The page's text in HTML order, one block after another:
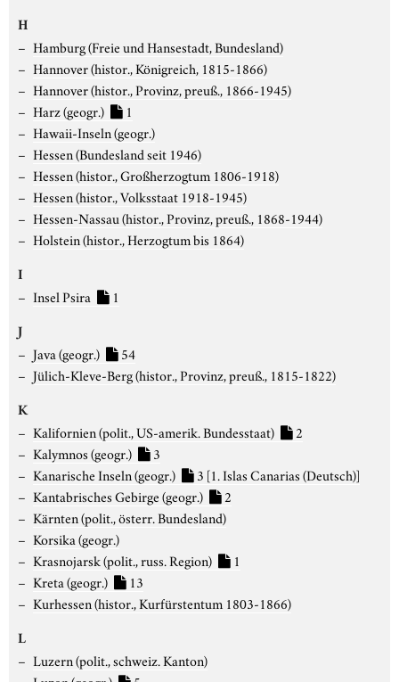
H
Hamburg (Freie und Hansestadt, Bundesland)
Hannover (histor., Königreich, 1815-1866)
Hannover (histor., Provinz, preuß., 1866-1945)
Harz (geogr.)
1
Hawaii-Inseln (geogr.)
Hessen (Bundesland seit 1946)
Hessen (histor., Großherzogtum 1806-1918)
Hessen (histor., Volksstaat 1918-1945)
Hessen-Nassau (histor., Provinz, preuß., 1868-1944)
Holstein (histor., Herzogtum bis 1864)
I
Insel Psira 1
J
Java (geogr.)
54
Jülich-Kleve-Berg (histor., Provinz, preuß., 1815-1822)
K
Kalifornien (polit., US-amerik. Bundesstaat)
2
Kalymnos (geogr.)
3
Kanarische Inseln (geogr.)
3 [1. Islas Canarias (Deutsch)]
Kantabrisches Gebirge (geogr.)
2
Kärnten (polit., österr. Bundesland)
Korsika (geogr.)
Krasnojarsk (polit., russ. Region)
1
Kreta (geogr.)
13
Kurhessen (histor., Kurfürstentum 1803-1866)
L
Luzern (polit., schweiz. Kanton)